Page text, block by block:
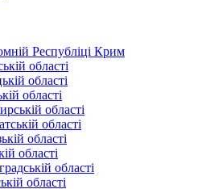
Республіці Крим
області
області
області
області
області
області
області
області
області